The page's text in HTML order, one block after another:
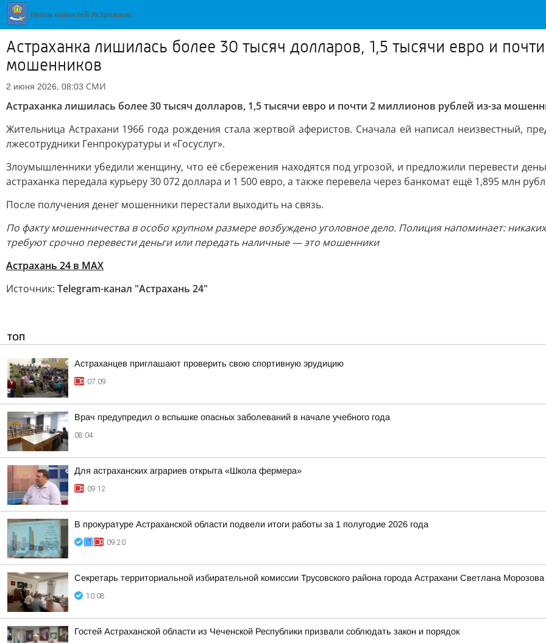
Астраханка лишилась более 30 тысяч долларов, 1,5 тысячи евро и
мошенников
2 июня 2026, 08:03 СМИ
Астраханка лишилась более 30 тысяч долларов, 1,5 тысячи евро и почти 2 миллионов рублей из-за
Жительница Астрахани 1966 года рождения стала жертвой аферистов. Сначала ей написал неизвестный,
лжесотрудники Генпрокуратуры и «Госуслуг».
Злоумышленники убедили женщину, что её сбережения находятся под угрозой, и предложили перевести
астраханка передала курьеру 30 072 доллара и 1 500 евро, а также перевела через банкомат ещё 1,895 млн
После получения денег мошенники перестали выходить на связь.
По факту мошенничества в особо крупном размере возбуждено уголовное дело. Полиция напоминает:
требуют срочно перевести деньги или передать наличные — это мошенники
Астрахань 24 в МАХ
Источник: Telegram-канал "Астрахань 24"
ТОП
Астраханцев приглашают проверить свою спортивную эрудицию
07:09
Врач предупредил о вспышке опасных заболеваний в начале учебного года
08:04
Для астраханских аграриев открыта «Школа фермера»
09:12
В прокуратуре Астраханской области подвели итоги работы за 1 полугодие 2026 года
09:20
Секретарь территориальной избирательной комиссии Трусовского района города Астрахани Светлана
10:08
Гостей Астраханской области из Чеченской Республики призвали соблюдать закон и порядок